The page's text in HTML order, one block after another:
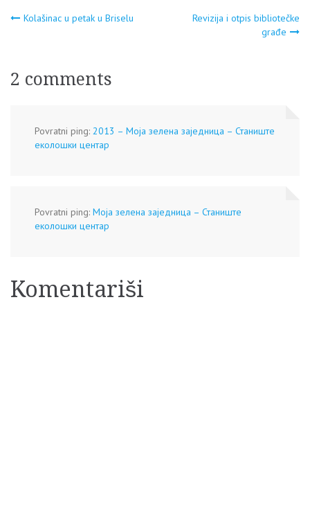
Navigacija
Kolašinac u petak u Briselu
Revizija i otpis bibliotečke
građe
2 comments
Povratni ping: 2013 – Моја зелена заједница – Станиште
еколошки центар
Povratni ping: Моја зелена заједница – Станиште
еколошки центар
Komentariši